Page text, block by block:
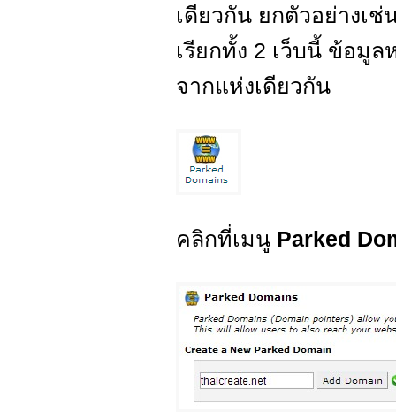
เดียวกัน ยกตัวอย่างเ
เรียกทั้ง 2 เว็บนี้ ข้อมู
จากแห่งเดียวกัน
คลิกที่เมนู Parked